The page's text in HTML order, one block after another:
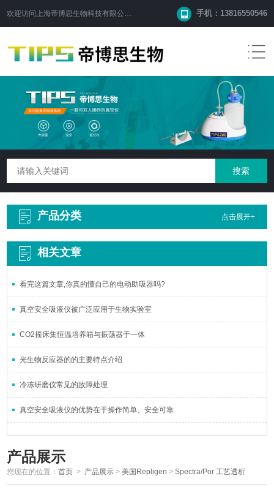
欢迎访问 上海帝博思生物科技有限公司 手机：13816550546
产品分类 点击展开+
相关文章
看完这篇文章,你真的懂自己的电动助吸器吗?
真空安全吸液仪被广泛应用于生物实验室
CO2摇床集恒温培养箱与振荡器于一体
光生物反应器的的主要特点介绍
冷冻研磨仪常见的故障处理
真空安全吸液仪的优势在于操作简单、安全可靠
产品展示
您现在的位置：首页 > 产品展示 >美国Repligen >Spectra/Por 工艺透析